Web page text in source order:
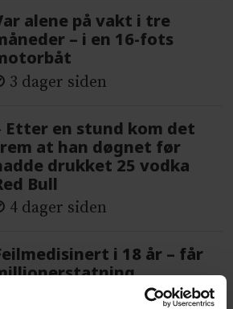
alene på vakt i tre
– i en 16-fots
3 dager siden
Etter en stund kom det
at han døgnet før
drukket 25 vodka
Bull
4 dager siden
i 18 år – får